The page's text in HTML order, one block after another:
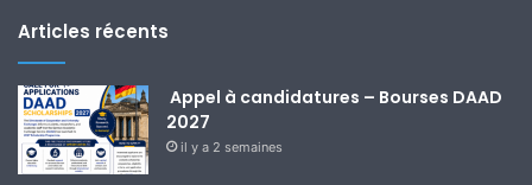
Articles récents
Appel à candidatures – Bourses DAAD
2027
il y a 2 semaines